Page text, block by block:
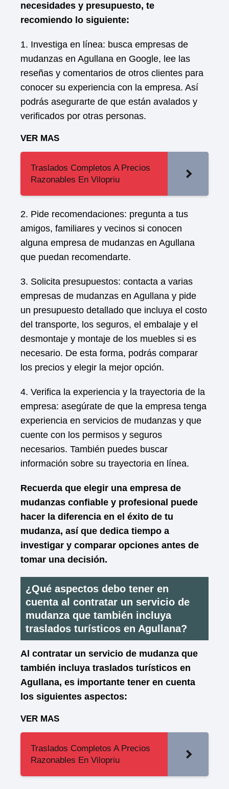
necesidades y presupuesto, te
recomiendo lo siguiente:
1. Investiga en línea: busca empresas de
mudanzas en Agullana en Google, lee las
reseñas y comentarios de otros clientes para
conocer su experiencia con la empresa. Así
podrás asegurarte de que están avalados y
verificados por otras personas.
VER MAS
Traslados Completos A Precios
Razonables En Vilopriu
2. Pide recomendaciones: pregunta a tus
amigos, familiares y vecinos si conocen
alguna empresa de mudanzas en Agullana
que puedan recomendarte.
3. Solicita presupuestos: contacta a varias
empresas de mudanzas en Agullana y pide
un presupuesto detallado que incluya el costo
del transporte, los seguros, el embalaje y el
desmontaje y montaje de los muebles si es
necesario. De esta forma, podrás comparar
los precios y elegir la mejor opción.
4. Verifica la experiencia y la trayectoria de la
empresa: asegúrate de que la empresa tenga
experiencia en servicios de mudanzas y que
cuente con los permisos y seguros
necesarios. También puedes buscar
información sobre su trayectoria en línea.
Recuerda que elegir una empresa de
mudanzas confiable y profesional puede
hacer la diferencia en el éxito de tu
mudanza, así que dedica tiempo a
investigar y comparar opciones antes de
tomar una decisión.
¿Qué aspectos debo tener en
cuenta al contratar un servicio de
mudanza que también incluya
traslados turísticos en Agullana?
Al contratar un servicio de mudanza que
también incluya traslados turísticos en
Agullana, es importante tener en cuenta
los siguientes aspectos:
VER MAS
Traslados Completos A Precios
Razonables En Vilopriu